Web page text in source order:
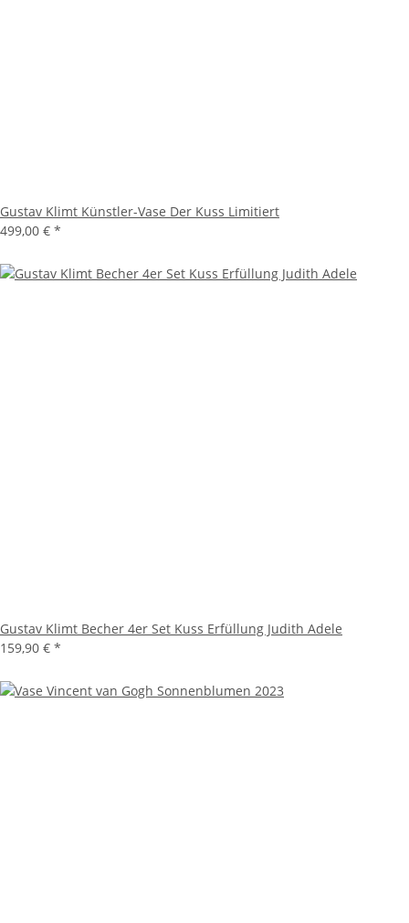
Gustav Klimt Künstler-Vase Der Kuss Limitiert
499,00 € *
Gustav Klimt Becher 4er Set Kuss Erfüllung Judith Adele
159,90 € *